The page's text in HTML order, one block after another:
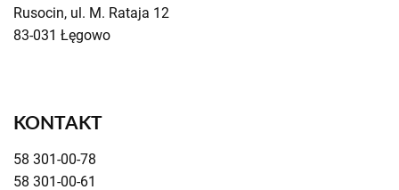
Rusocin, ul. M. Rataja 12
83-031 Łęgowo
KONTAKT
58 301-00-78
58 301-00-61